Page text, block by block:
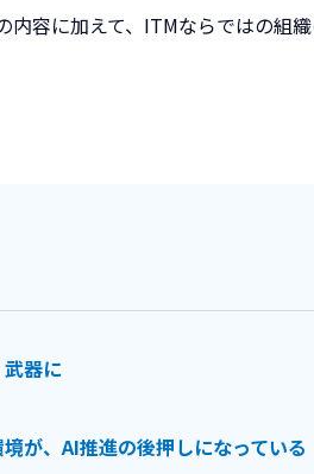
容に加えて、ITMならではの組
器に
が、AI推進の後押しになっている